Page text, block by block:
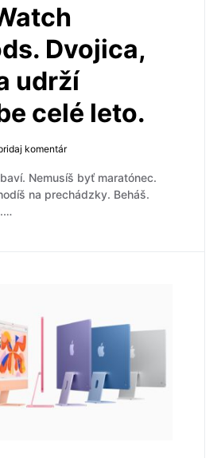
Dvojica,
udrží
celé leto.
komentár
Nemusíš byť maratónec.
na prechádzky. Beháš.